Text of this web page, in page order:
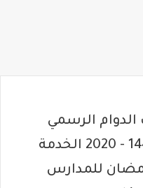
الدوام الرسمي
بالسعودية فى رمضان 1441 - 2020 الخدمة
للمدارس